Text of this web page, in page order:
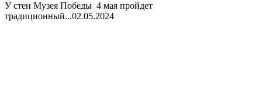
У стен Музея Победы 4 мая пройдет
традиционный...02.05.2024